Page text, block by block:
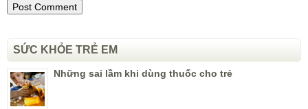
SỨC KHỎE TRẺ EM
Những sai lầm khi dùng thuốc cho trẻ